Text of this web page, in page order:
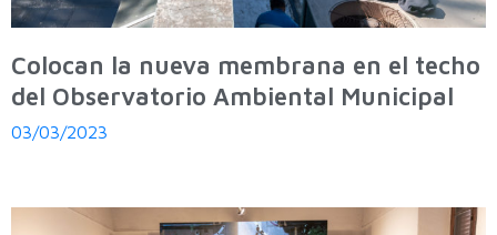
Colocan la nueva membrana en el techo
del Observatorio Ambiental Municipal
03/03/2023